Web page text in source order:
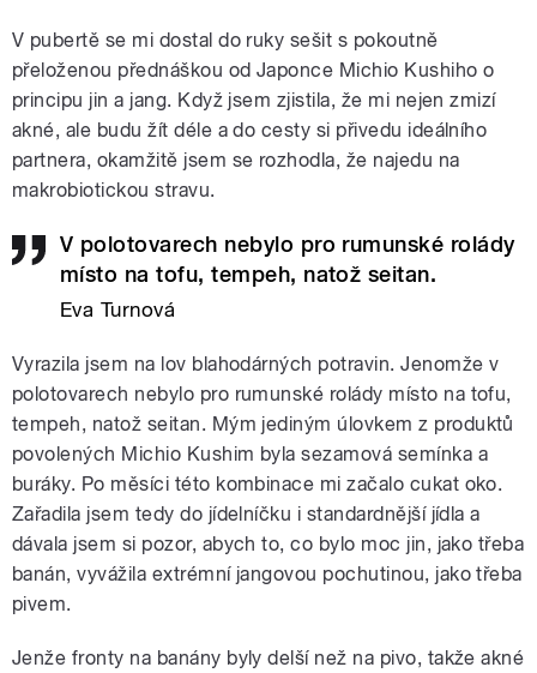
V pubertě se mi dostal do ruky sešit s pokoutně
přeloženou přednáškou od Japonce Michio Kushiho o
principu jin a jang. Když jsem zjistila, že mi nejen zmizí
akné, ale budu žít déle a do cesty si přivedu ideálního
partnera, okamžitě jsem se rozhodla, že najedu na
makrobiotickou stravu.
V polotovarech nebylo pro rumunské rolády
místo na tofu, tempeh, natož seitan.
Eva Turnová
Vyrazila jsem na lov blahodárných potravin. Jenomže v
polotovarech nebylo pro rumunské rolády místo na tofu,
tempeh, natož seitan. Mým jediným úlovkem z produktů
povolených Michio Kushim byla sezamová semínka a
buráky. Po měsíci této kombinace mi začalo cukat oko.
Zařadila jsem tedy do jídelníčku i standardnější jídla a
dávala jsem si pozor, abych to, co bylo moc jin, jako třeba
banán, vyvážila extrémní jangovou pochutinou, jako třeba
pivem.
Jenže fronty na banány byly delší než na pivo, takže akné